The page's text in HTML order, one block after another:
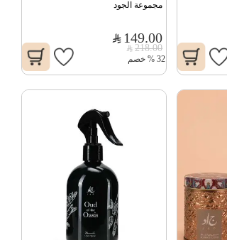
مجموعة الجود
149.00
218.00
32
% خصم